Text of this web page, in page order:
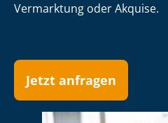
Vermarktung oder Akquise.
Jetzt anfragen